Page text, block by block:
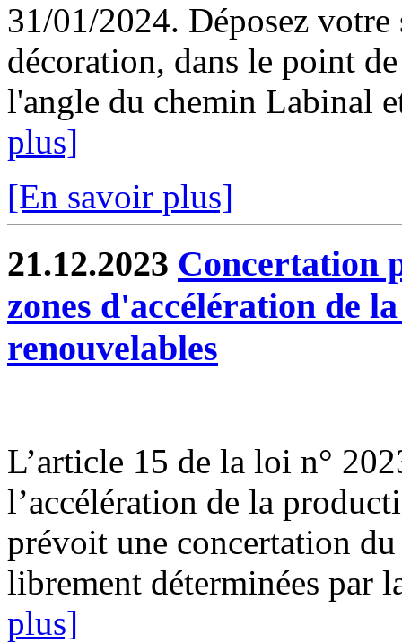
31/01/2024. Déposez votre
décoration, dans le point
l'angle du chemin Labinal
plus]
[En savoir plus]
21.12.2023 Concertation
zones d'accélération de
renouvelables
L’article 15 de la loi n°
l’accélération de la
prévoit une concertation
librement déterminées par
plus]